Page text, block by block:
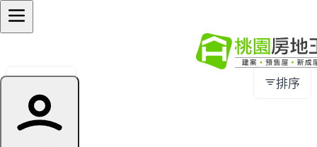
排序